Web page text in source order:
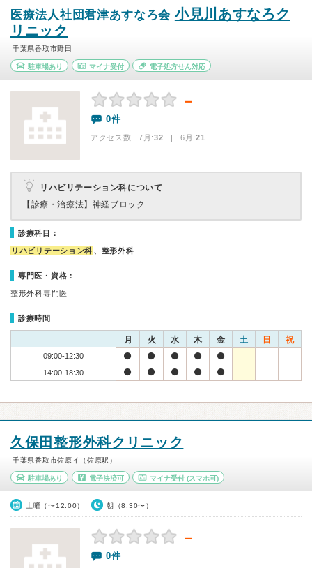
医療法人社団君津あすなろ会 小見川あすなろク
リニック
千葉県香取市野田
駐車場あり マイナ受付 電子処方せん対応
－
0件
アクセス数 7月:32 | 6月:21
リハビリテーション科について
【診療・治療法】 神経ブロック
診療科目：
リハビリテーション科 、整形外科
専門医・資格：
整形外科専門医
診療時間
月 火 水 木 金 土 日 祝
09:00-12:30
14:00-18:30
久保田整形外科クリニック
千葉県香取市佐原イ（佐原駅）
駐車場あり 電子決済可 マイナ受付 (スマホ可)
土曜（〜12:00） 朝（8:30〜）
－
0件